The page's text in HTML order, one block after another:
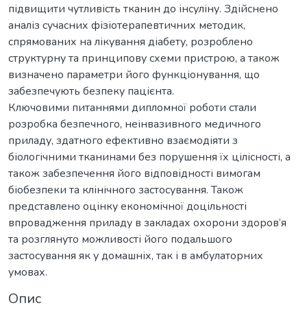
підвищити чутливість тканин до інсуліну. Здійснено
аналіз сучасних фізіотерапевтичних методик,
спрямованих на лікування діабету, розроблено
структурну та принципову схеми пристрою, а також
визначено параметри його функціонування, що
забезпечують безпеку пацієнта.
Ключовими питаннями дипломної роботи стали
розробка безпечного, неінвазивного медичного
приладу, здатного ефективно взаємодіяти з
біологічними тканинами без порушення їх цілісності, а
також забезпечення його відповідності вимогам
біобезпеки та клінічного застосування. Також
представлено оцінку економічної доцільності
впровадження приладу в закладах охорони здоров’я
та розглянуто можливості його подальшого
застосування як у домашніх, так і в амбулаторних
Опис